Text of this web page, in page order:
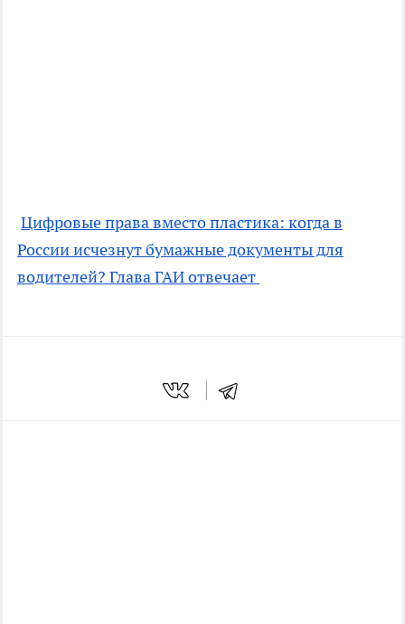
Цифровые права вместо пластика: когда в
России исчезнут бумажные документы для
водителей? Глава ГАИ отвечает